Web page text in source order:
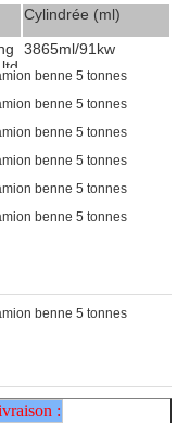
Cylindrée (ml)
3865ml/91 kw
: